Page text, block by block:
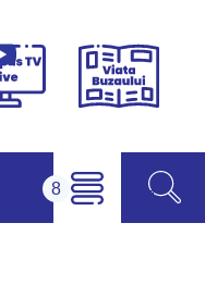
Campus
Viața